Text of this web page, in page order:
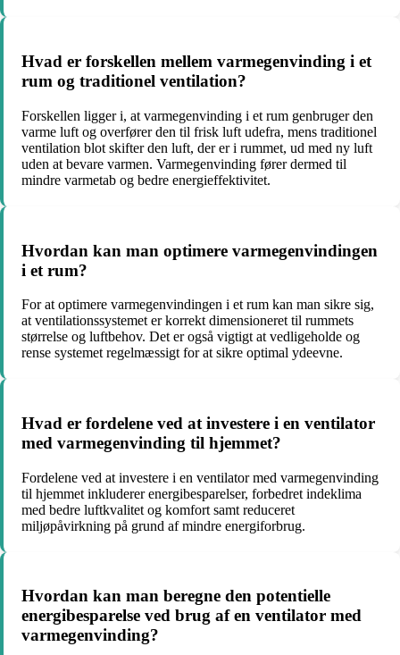
Hvad er forskellen mellem varmegenvinding i et
rum og traditionel ventilation?
Forskellen ligger i, at varmegenvinding i et rum genbruger den
varme luft og overfører den til frisk luft udefra, mens traditionel
ventilation blot skifter den luft, der er i rummet, ud med ny luft
uden at bevare varmen. Varmegenvinding fører dermed til
mindre varmetab og bedre energieffektivitet.
Hvordan kan man optimere varmegenvindingen
i et rum?
For at optimere varmegenvindingen i et rum kan man sikre sig,
at ventilationssystemet er korrekt dimensioneret til rummets
størrelse og luftbehov. Det er også vigtigt at vedligeholde og
rense systemet regelmæssigt for at sikre optimal ydeevne.
Hvad er fordelene ved at investere i en ventilator
med varmegenvinding til hjemmet?
Fordelene ved at investere i en ventilator med varmegenvinding
til hjemmet inkluderer energibesparelser, forbedret indeklima
med bedre luftkvalitet og komfort samt reduceret
miljøpåvirkning på grund af mindre energiforbrug.
Hvordan kan man beregne den potentielle
energibesparelse ved brug af en ventilator med
varmegenvinding?